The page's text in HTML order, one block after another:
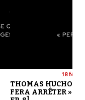
18
THOMAS HUCHON :
FERA ARRÊTER » -